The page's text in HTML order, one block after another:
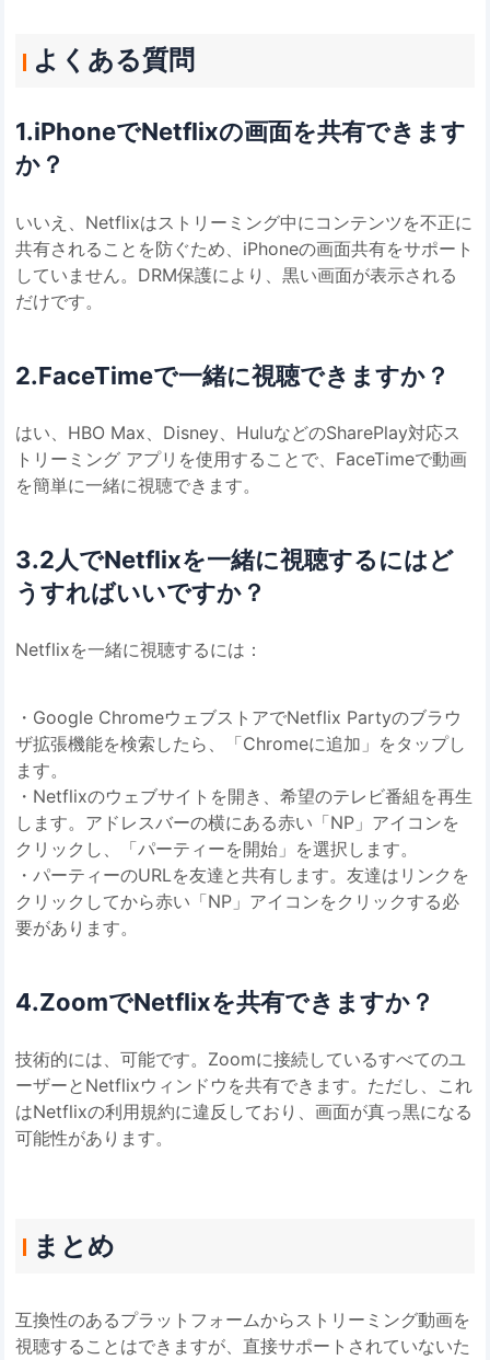
よくある質問
1.iPhoneでNetflixの画面を共有できます
か？
いいえ、Netflixはストリーミング中にコンテンツを不正に
共有されることを防ぐため、iPhoneの画面共有をサポート
していません。DRM保護により、黒い画面が表示される
だけです。
2.FaceTimeで一緒に視聴できますか？
はい、HBO Max、Disney、HuluなどのSharePlay対応ス
トリーミング アプリを使用することで、FaceTimeで動画
を簡単に一緒に視聴できます。
3.2人でNetflixを一緒に視聴するにはど
うすればいいですか？
Netflixを一緒に視聴するには：
・Google ChromeウェブストアでNetflix Partyのブラウ
ザ拡張機能を検索したら、「Chromeに追加」をタップし
ます。
・Netflixのウェブサイトを開き、希望のテレビ番組を再生
します。アドレスバーの横にある赤い「NP」アイコンを
クリックし、「パーティーを開始」を選択します。
・パーティーのURLを友達と共有します。友達はリンクを
クリックしてから赤い「NP」アイコンをクリックする必
要があります。
4.ZoomでNetflixを共有できますか？
技術的には、可能です。Zoomに接続しているすべてのユ
ーザーとNetflixウィンドウを共有できます。ただし、これ
はNetflixの利用規約に違反しており、画面が真っ黒になる
可能性があります。
まとめ
互換性のあるプラットフォームからストリーミング動画を
視聴することはできますが、直接サポートされていないた